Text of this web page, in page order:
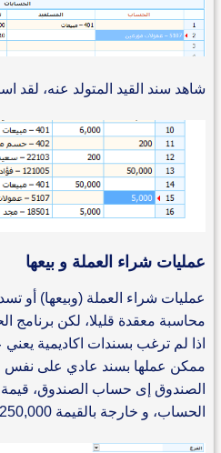
شاهد سند القيد المتولد عنه، لقد
عمليات شراء العملة و بيعها
عمليات شراء العملة (وبيعها) أو
محاسبة معقدة قليلا، لكن برنامج
اذا لم ترغب بسندات اكاديمية يعني
ممكن عملها بسند عادي على
الحساب، و خارجة بالقيمة 250,000 من نفس الحساب